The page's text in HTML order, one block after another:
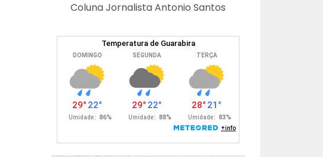
Coluna Jornalista Antonio Santos